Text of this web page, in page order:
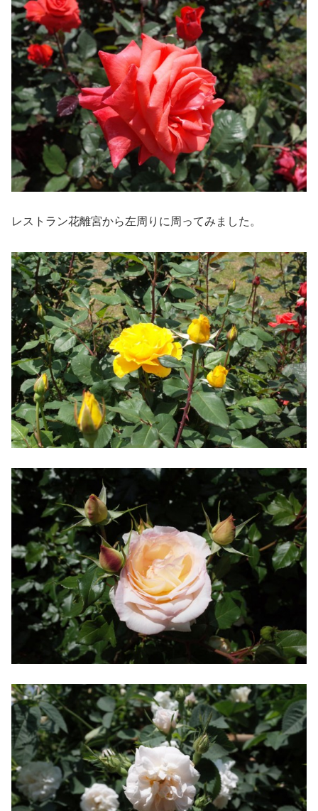
レストラン花離宮から左周りに周ってみました。